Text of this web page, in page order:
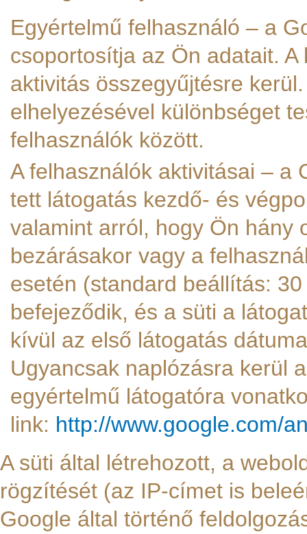
Egyértelmű felhasználó – a
csoportosítja az Ön adatait.
aktivitás összegyűjtésre
elhelyezésével különbséget
felhasználók között.
A felhasználók aktivitásai – a
tett látogatás kezdő- és
valamint arról, hogy Ön hány
bezárásakor vagy a
esetén (standard beállítás:
befejeződik, és a süti a
kívül az első látogatás
Ugyancsak naplózásra kerül
egyértelmű látogatóra
link: http://www.google.com/
A süti által létrehozott, a
rögzítését (az IP-címet is
Google által történő